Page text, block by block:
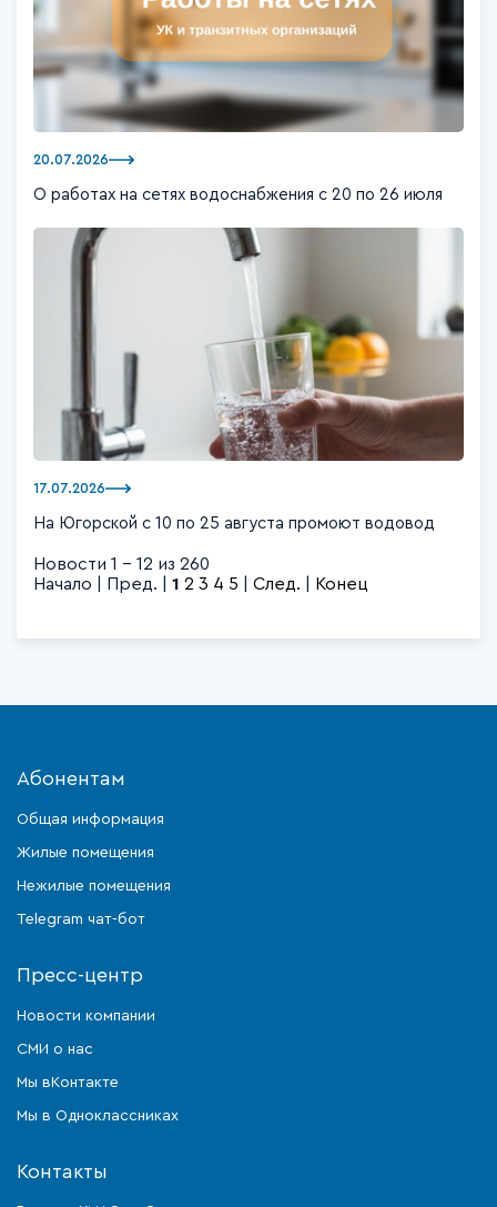
20.07.2026
О работах на сетях водоснабжения с 20 по 26 июля
17.07.2026
На Югорской с 10 по 25 августа промоют водовод
Новости 1 - 12 из 260
Начало | Пред. | 1 2 3 4 5 След. Конец
Абонентам
Общая информация
Жилые помещения
Нежилые помещения
Telegram чат-бот
Пресс-центр
Новости компании
СМИ о нас
Мы вКонтакте
Мы в Одноклассниках
Контакты